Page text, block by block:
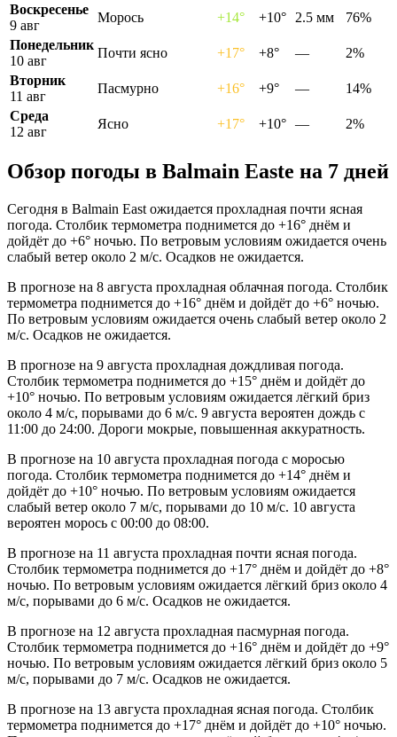
Воскресенье
9 авг
Морось +14° +10° 2.5 мм
76%
Понедельник
10 авг
Почти ясно +17° +8° —
2%
Вторник
11 авг
Пасмурно +16° +9° —
14%
Среда
12 авг
Ясно +17° +10° — 2%
Обзор погоды в Balmain Eastе на 7 дней
Сегодня в Balmain East ожидается прохладная почти ясная
погода. Столбик термометра поднимется до +16° днём и
дойдёт до +6° ночью. По ветровым условиям ожидается очень
слабый ветер около 2 м/с. Осадков не ожидается.
В прогнозе на 8 августа прохладная облачная погода. Столбик
термометра поднимется до +16° днём и дойдёт до +6° ночью.
По ветровым условиям ожидается очень слабый ветер около 2
м/с. Осадков не ожидается.
В прогнозе на 9 августа прохладная дождливая погода.
Столбик термометра поднимется до +15° днём и дойдёт до
+10° ночью. По ветровым условиям ожидается лёгкий бриз
около 4 м/с, порывами до 6 м/с. 9 августа вероятен дождь с
11:00 до 24:00. Дороги мокрые, повышенная аккуратность.
В прогнозе на 10 августа прохладная погода с моросью
погода. Столбик термометра поднимется до +14° днём и
дойдёт до +10° ночью. По ветровым условиям ожидается
слабый ветер около 7 м/с, порывами до 10 м/с. 10 августа
вероятен морось с 00:00 до 08:00.
В прогнозе на 11 августа прохладная почти ясная погода.
Столбик термометра поднимется до +17° днём и дойдёт до +8°
ночью. По ветровым условиям ожидается лёгкий бриз около 4
м/с, порывами до 6 м/с. Осадков не ожидается.
В прогнозе на 12 августа прохладная пасмурная погода.
Столбик термометра поднимется до +16° днём и дойдёт до +9°
ночью. По ветровым условиям ожидается лёгкий бриз около 5
м/с, порывами до 7 м/с. Осадков не ожидается.
В прогнозе на 13 августа прохладная ясная погода. Столбик
термометра поднимется до +17° днём и дойдёт до +10° ночью.